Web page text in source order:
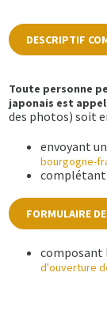
DESCRIPTIF
Toute personne
japonais est
des photos) soit
envoyant
bourgogne-
complétant
FORMULAIRE
composant
d'ouverture